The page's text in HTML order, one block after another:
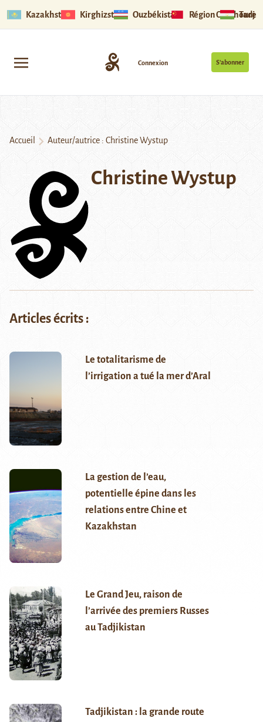
Kazakhstan Kirghizstan Ouzbékistan Région Ouïghoure
S’abonner
Connexion
Accueil Auteur/autrice : Christine Wystup
Christine Wystup
Articles écrits :
Le totalitarisme de
l’irrigation a tué la mer d’Aral
La gestion de l’eau,
potentielle épine dans les
relations entre Chine et
Kazakhstan
Le Grand Jeu, raison de
l’arrivée des premiers Russes
au Tadjikistan
Tadjikistan : la grande route